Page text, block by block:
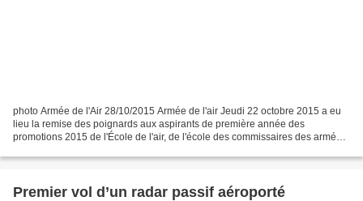
photo Armée de l'Air 28/10/2015 Armée de l'air Jeudi 22 octobre 2015 a eu
lieu la remise des poignards aux aspirants de première année des
promotions 2015 de l'École de l'air, de l'école des commissaires des armées
Premier vol d’un radar passif aéroporté